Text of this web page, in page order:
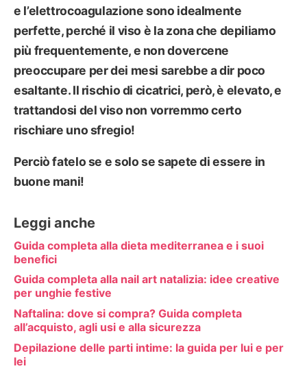
e l’elettrocoagulazione sono idealmente
perfette, perché il viso è la zona che depiliamo
più frequentemente, e non dovercene
preoccupare per dei mesi sarebbe a dir poco
esaltante. Il rischio di cicatrici, però, è elevato, e
trattandosi del viso non vorremmo certo
rischiare uno sfregio!
Perciò fatelo se e solo se sapete di essere in
buone mani!
Leggi anche
Guida completa alla dieta mediterranea e i suoi
benefici
Guida completa alla nail art natalizia: idee creative
per unghie festive
Naftalina: dove si compra? Guida completa
all’acquisto, agli usi e alla sicurezza
Depilazione delle parti intime: la guida per lui e per
lei